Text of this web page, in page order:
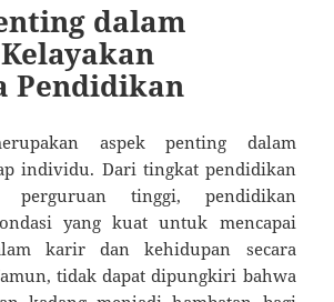
dalam
Pendidikan
aspek penting dalam
individu. Dari tingkat pendidikan
perguruan tinggi, pendidikan
yang kuat untuk mencapai
karir dan kehidupan secara
tidak dapat dipungkiri bahwa